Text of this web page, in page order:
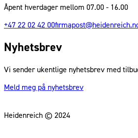
Åpent hverdager mellom 07.00 - 16.00
+47 22 02 42 00
Nyhetsbrev
Vi sender ukentlige nyhetsbrev med
Meld meg på nyhetsbrev
Heidenreich © 2024